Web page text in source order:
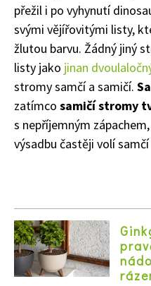
přežil i po vyhynutí
svými vějířovitými listy,
žlutou barvu. Žádný jiný
listy jako jinan
stromy samčí a samičí.
zatímco samičí stromy
s nepříjemným
výsadbu častěji volí